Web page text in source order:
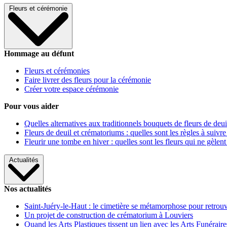
Fleurs et cérémonie
Hommage au défunt
Fleurs et cérémonies
Faire livrer des fleurs pour la cérémonie
Créer votre espace cérémonie
Pour vous aider
Quelles alternatives aux traditionnels bouquets de fleurs de
Fleurs de deuil et crématoriums : quelles sont les règles à
Fleurir une tombe en hiver : quelles sont les fleurs qui ne gèlent
Actualités
Nos actualités
Saint-Juéry-le-Haut : le cimetière se métamorphose pour
Un projet de construction de crématorium à Louviers
Quand les Arts Plastiques tissent un lien avec les Arts